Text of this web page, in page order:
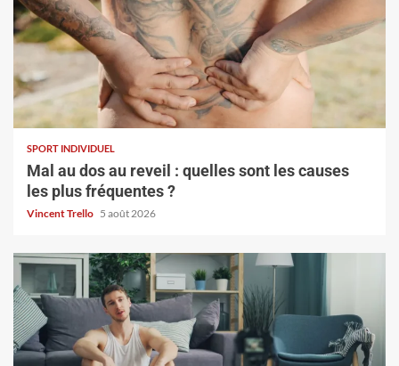
SPORT INDIVIDUEL
Mal au dos au reveil : quelles sont les causes
les plus fréquentes ?
Vincent Trello 5 août 2026